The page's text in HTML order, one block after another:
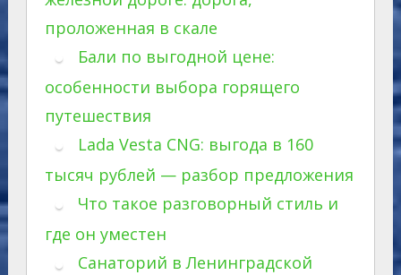
проложенная в скале
Бали по выгодной цене:
особенности выбора горящего
путешествия
Lada Vesta CNG: выгода в 160
тысяч рублей — разбор предложения
Что такое разговорный стиль и
где он уместен
Санаторий в Ленинградской